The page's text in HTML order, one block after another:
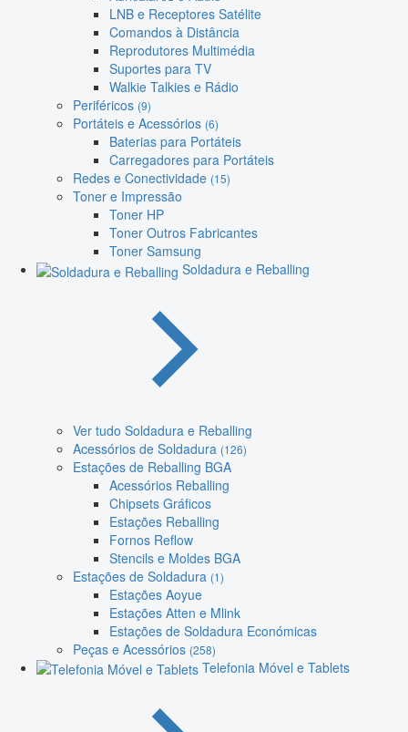
LNB e Receptores Satélite
Comandos à Distância
Reprodutores Multimédia
Suportes para TV
Walkie Talkies e Rádio
Periféricos (9)
Portáteis e Acessórios (6)
Baterias para Portáteis
Carregadores para Portáteis
Redes e Conectividade (15)
Toner e Impressão
Toner HP
Toner Outros Fabricantes
Toner Samsung
Soldadura e Reballing
Ver tudo Soldadura e Reballing
Acessórios de Soldadura (126)
Estações de Reballing BGA
Acessórios Reballing
Chipsets Gráficos
Estações Reballing
Fornos Reflow
Stencils e Moldes BGA
Estações de Soldadura (1)
Estações Aoyue
Estações Atten e Mlink
Estações de Soldadura Económicas
Peças e Acessórios (258)
Telefonia Móvel e Tablets